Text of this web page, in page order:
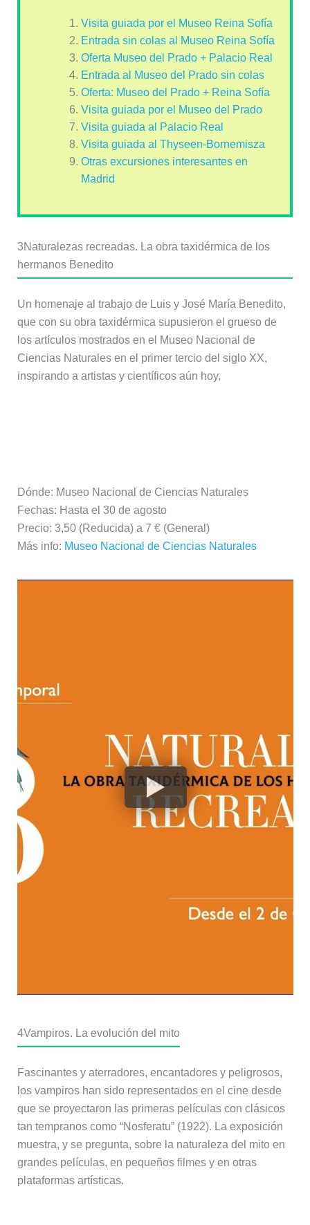
Visita guiada por el Museo Reina Sofía
Entrada sin colas al Museo Reina Sofía
Oferta Museo del Prado + Palacio Real
Entrada al Museo del Prado sin colas
Oferta: Museo del Prado + Reina Sofía
Visita guiada por el Museo del Prado
Visita guiada al Palacio Real
Visita guiada al Thyseen-Bornemisza
Otras excursiones interesantes en
Madrid
3Naturalezas recreadas. La obra taxidérmica de los
hermanos Benedito
Un homenaje al trabajo de Luis y José María Benedito,
que con su obra taxidérmica supusieron el grueso de
los artículos mostrados en el Museo Nacional de
Ciencias Naturales en el primer tercio del siglo XX,
inspirando a artistas y científicos aún hoy,
Dónde: Museo Nacional de Ciencias Naturales
Fechas: Hasta el 30 de agosto
Precio: 3,50 (Reducida) a 7 € (General)
Más info: Museo Nacional de Ciencias Naturales
4Vampiros. La evolución del mito
Fascinantes y aterradores, encantadores y peligrosos,
los vampiros han sido representados en el cine desde
que se proyectaron las primeras películas con clásicos
tan tempranos como “Nosferatu” (1922). La exposición
muestra, y se pregunta, sobre la naturaleza del mito en
grandes películas, en pequeños filmes y en otras
plataformas artísticas.